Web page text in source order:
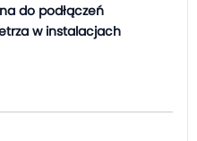
do podłączeń
w instalacjach